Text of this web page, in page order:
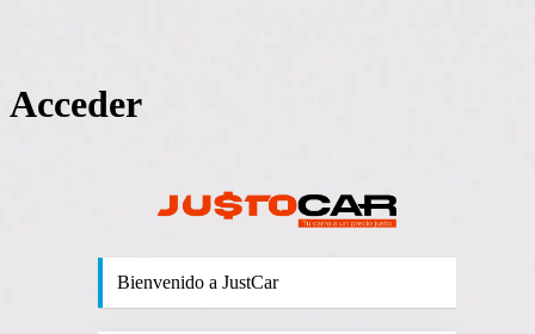
Acceder
Bienvenido a JustCar